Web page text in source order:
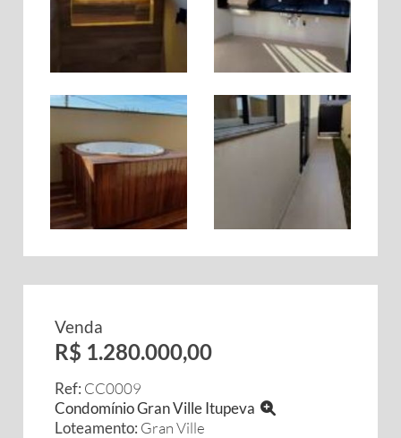
Venda
R$ 1.280.000,00
Ref: CC0009
Condomínio Gran Ville Itupeva
Loteamento: Gran Ville